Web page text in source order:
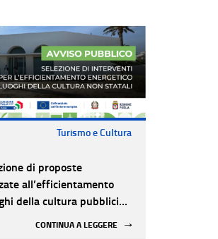
Turismo e Cultura
di proposte
all’efficientamento
della cultura pubblici
CONTINUA A LEGGERE